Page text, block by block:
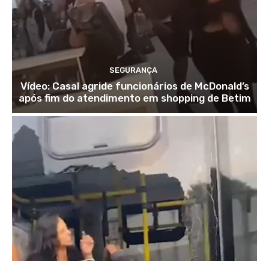
SEGURANÇA
Vídeo: Casal agride funcionários de McDonald’s
após fim do atendimento em shopping de Betim